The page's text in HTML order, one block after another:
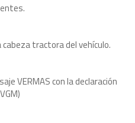
tractora del vehículo.
VERMAS con la declaración